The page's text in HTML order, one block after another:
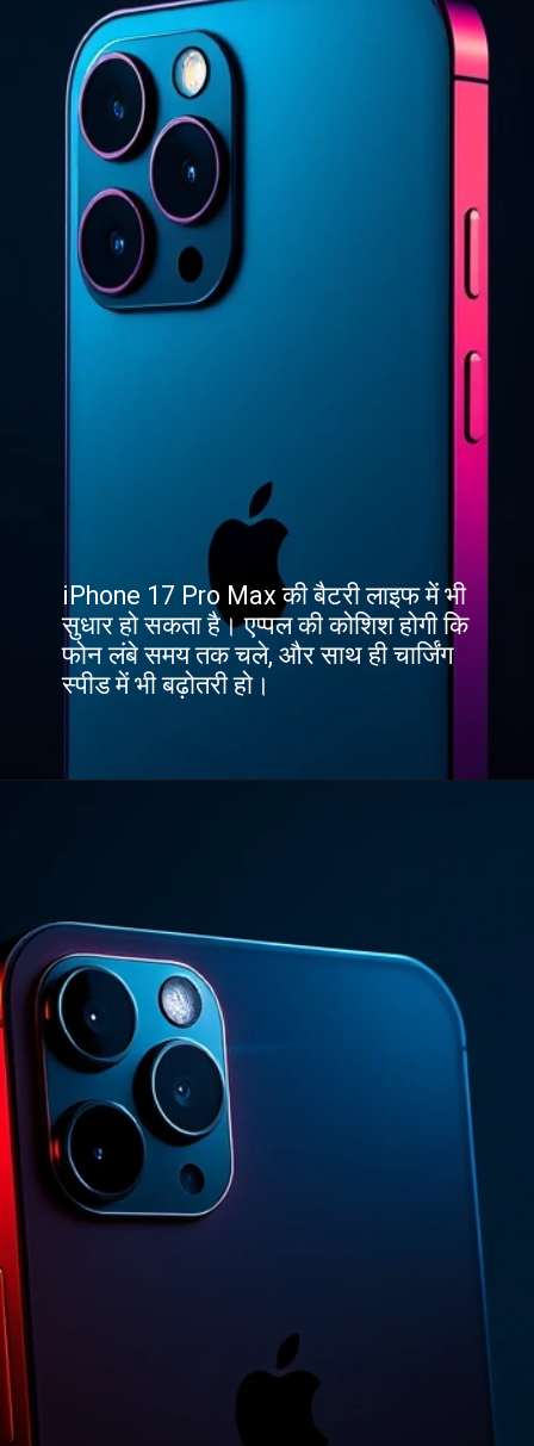
iPhone 17 Pro Max की बैटरी लाइफ में भी
सुधार हो सकता है। एप्पल की कोशिश होगी कि
फोन लंबे समय तक चले, और साथ ही चार्जिंग
स्पीड में भी बढ़ोतरी हो।